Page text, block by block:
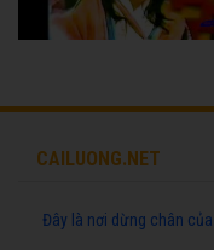
CAILUONG.NET
Đây là nơi dừng chân